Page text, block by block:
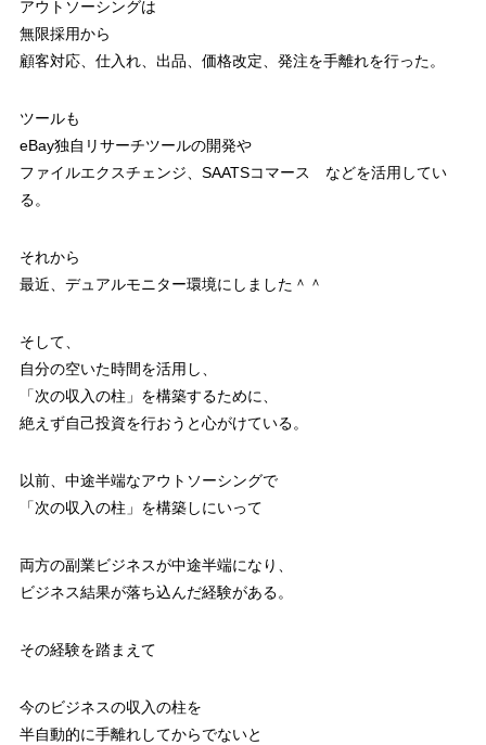
アウトソーシングは
無限採用から
顧客対応、仕入れ、出品、価格改定、発注を手離れを行った。
ツールも
eBay独自リサーチツールの開発や
ファイルエクスチェンジ、SAATSコマース などを活用してい
る。
それから
最近、デュアルモニター環境にしました＾＾
そして、
自分の空いた時間を活用し、
「次の収入の柱」を構築するために、
絶えず自己投資を行おうと心がけている。
以前、中途半端なアウトソーシングで
「次の収入の柱」を構築しにいって
両方の副業ビジネスが中途半端になり、
ビジネス結果が落ち込んだ経験がある。
その経験を踏まえて
今のビジネスの収入の柱を
半自動的に手離れしてからでないと